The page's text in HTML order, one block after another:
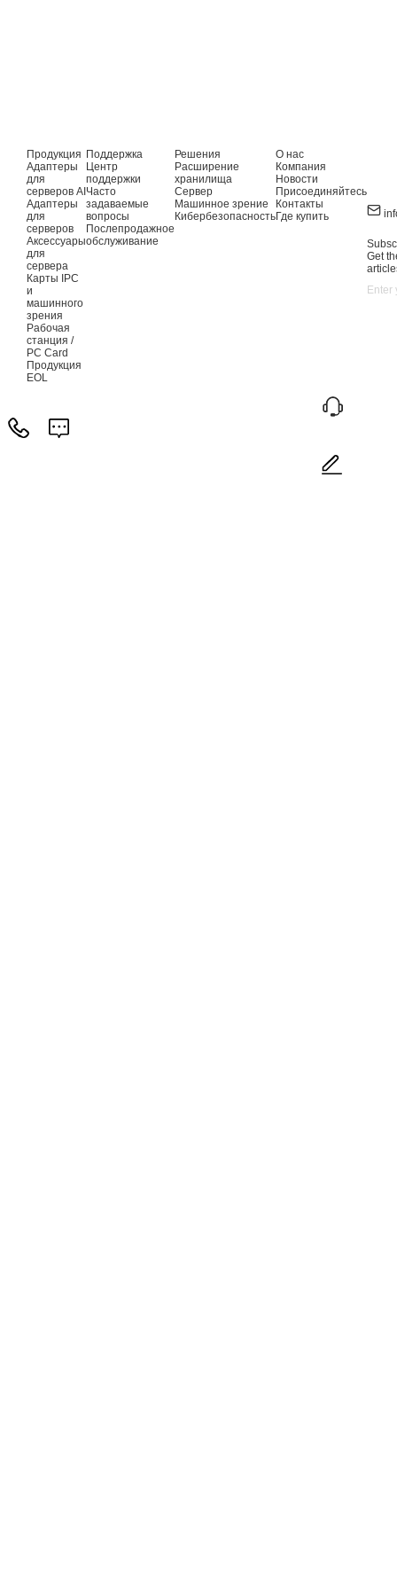
Продукция
Адаптеры
для
серверов AI
Адаптеры
для
серверов
Аксессуары
для
сервера
Карты IPC
и
машинного
зрения
Рабочая
станция /
PC Card
Продукция
EOL
Поддержка
Центр
поддержки
Часто
задаваемые
вопросы
Послепродажное
обслуживание
Решения
Расширение
хранилища
Сервер
Машинное зрение
Кибербезопасность
О нас
Компания
Новости
Присоединяйтесь
Контакты
Где купить
Get